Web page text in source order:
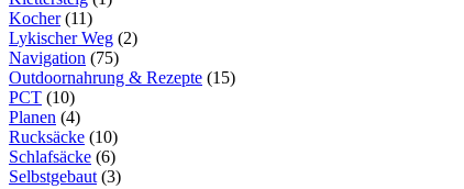
Kocher(11)
Lykischer Weg (2)
Navigation (75)
Outdoornahrung & Rezepte (15)
PCT (10)
Planen (4)
Rucksäcke (10)
Schlafsäcke (6)
Selbstgebaut(3)